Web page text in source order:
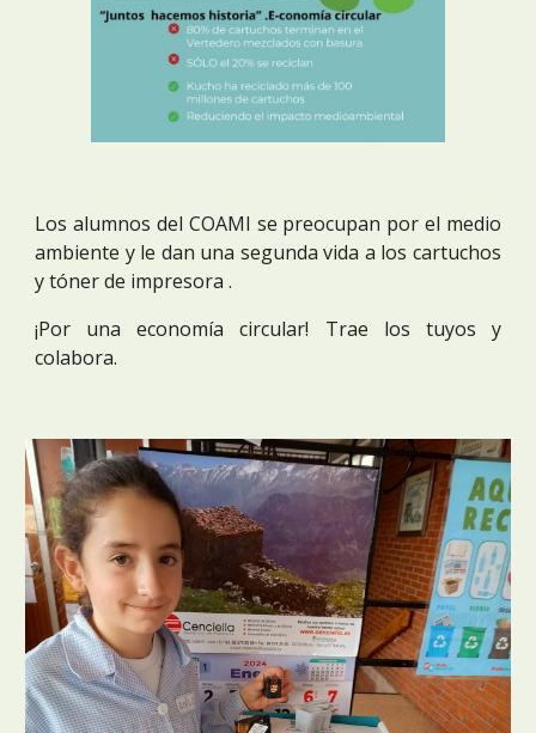
Los alumnos del COAMI se preocupan por el medio
ambiente y le dan una segunda vida a los cartuchos
y tóner de impresora .
¡Por una economía circular! Trae los tuyos y
colabora.